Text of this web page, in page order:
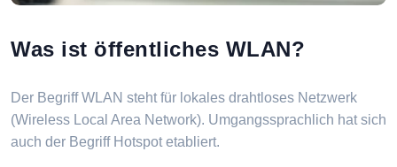
Was ist öffentliches WLAN?
Der Begriff WLAN steht für lokales drahtloses Netzwerk
(Wireless Local Area Network). Umgangssprachlich hat sich
auch der Begriff Hotspot etabliert.